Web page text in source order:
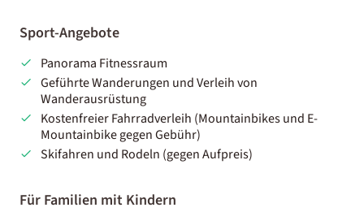
Sport-Angebote
Panorama Fitnessraum
Geführte Wanderungen und Verleih von
Wanderausrüstung
Kostenfreier Fahrradverleih (Mountainbikes und E-
Mountainbike gegen Gebühr)
Skifahren und Rodeln (gegen Aufpreis)
Für Familien mit Kindern